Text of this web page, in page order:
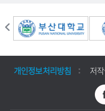
개인정보처리방침 저